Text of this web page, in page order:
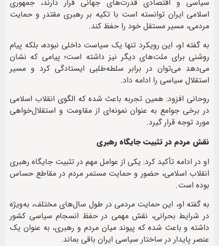
سیاسی و اقتصادی قدرت‌های جهانی قرار دارند، جمهوری
اسلامی ایران توانسته است با تکیه بر رهبری مقتدر و حمایت
مردمی، مسیر مستقل خود را حفظ کند.
به گفته او، این رویکرد تنها یک سیاست داخلی نبوده، بلکه پیام
روشنی برای ملت‌های دیگر نیز داشته است؛ پیامی که نشان
می‌دهد می‌توان در برابر سلطه‌طلبی ایستادگی کرد و مسیر
استقلال سیاسی را ادامه داد.
روحانی افزود: همین تجربه باعث شده که الگوی انقلاب اسلامی
در برخی جوامع به عنوان نمونه‌ای از مقاومت و استقلال‌خواهی
مورد توجه قرار گیرد.
نقش مردم در تثبیت جایگاه رهبری
او در ادامه تأکید کرد: یکی از عوامل مهم در تثبیت جایگاه رهبری
انقلاب اسلامی، حضور و حمایت مستمر مردم در مقاطع حساس
بوده است.
به گفته او، این حمایت مردمی در طول سال‌های مختلف، به‌ویژه
در شرایط بحرانی، نقش مهمی در حفظ انسجام سیاسی کشور
داشته و باعث شده که پیوند میان مردم و رهبری، به عنوان یک
عنصر پایدار در ساختار سیاسی ایران باقی بماند.